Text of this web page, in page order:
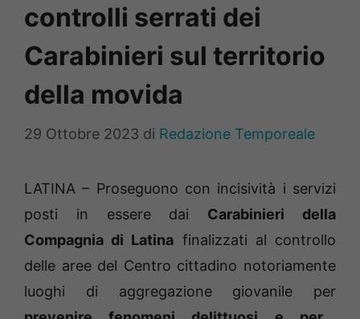
controlli serrati dei
Carabinieri sul territorio
della movida
29 Ottobre 2023 di Redazione Temporeale
LATINA – Proseguono con incisività i servizi
posti in essere dai Carabinieri della
Compagnia di Latina finalizzati al controllo
delle aree del Centro cittadino notoriamente
luoghi di aggregazione giovanile per